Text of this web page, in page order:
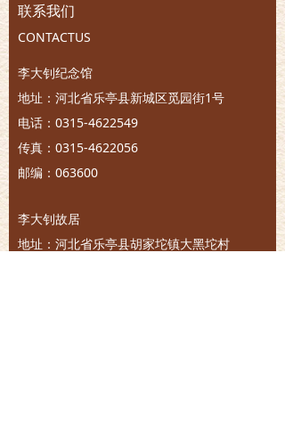
联系我们
CONTACTUS
李大钊纪念馆
地址：河北省乐亭县新城区觅园街1号
电话：0315-4622549
传真：0315-4622056
邮编：063600
李大钊故居
地址：河北省乐亭县胡家坨镇大黑坨村